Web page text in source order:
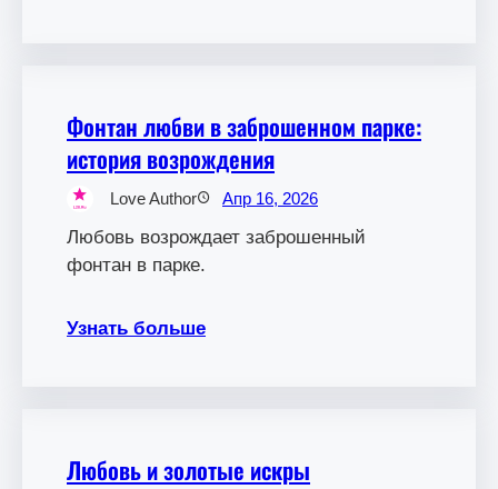
Фонтан любви в заброшенном парке:
история возрождения
Love Author Апр 16, 2026
Любовь возрождает заброшенный
фонтан в парке.
Узнать больше
Любовь и золотые искры